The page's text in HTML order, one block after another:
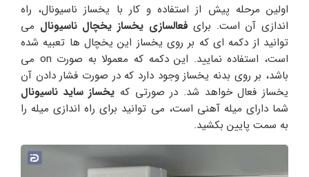
اولین مرحله پیش از استفاده و کار با یخساز ناسیونال، راه
اندازی آن است. برای فعالسازی یخساز یخچال ناسیونال می
توانید از دکمه ای که بر روی یخساز این یخچال ها تعبیه شده
است، استفاده نمایید. این دکمه که معمولا به صورت on می
باشد، بر روی بدنه یخساز وجود دارد که در صورت فشار دادن آن
یخساز فعال خواهد شد. در صورتی که یخساز ساید ناسیونال
شما دارای میله آهنی است، می توانید برای راه اندازی میله را
به سمت پایین بکشید.